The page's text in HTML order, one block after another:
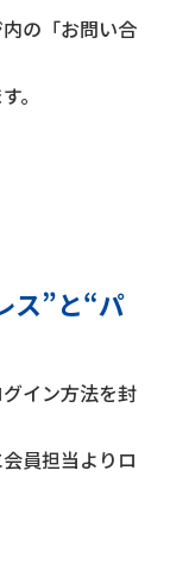
の「お問い合
。
ス”と“パ
イン方法を封
員担当よりロ